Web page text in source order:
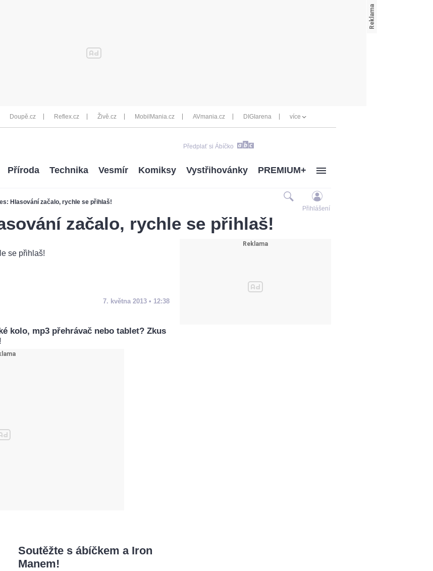
Doupě.cz Reflex.cz Živě.cz MobilMania.cz AVmania.cz DIGIarena více
Předplať si Ábíčko
Hlasování začalo, rychle se přihlaš!
Příroda Technika Vesmír Komiksy Vystřihovánky PREMIUM+
Přihlášení
začalo, rychle se přihlaš!
7. května 2013 • 12:38
kolo, mp3 přehrávač nebo tablet? Zkus
Soutěžte s ábíčkem a Iron
Manem!